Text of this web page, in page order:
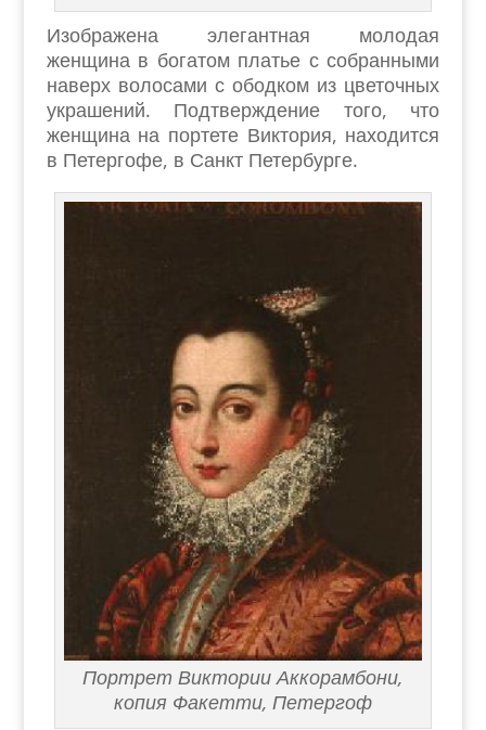
Изображена элегантная молодая
женщина в богатом платье с собранными
наверх волосами с ободком из цветочных
украшений. Подтверждение того, что
женщина на портете Виктория, находится
в Петергофе, в Санкт Петербурге.
Портрет Виктории Аккорамбони,
копия Факетти, Петергоф